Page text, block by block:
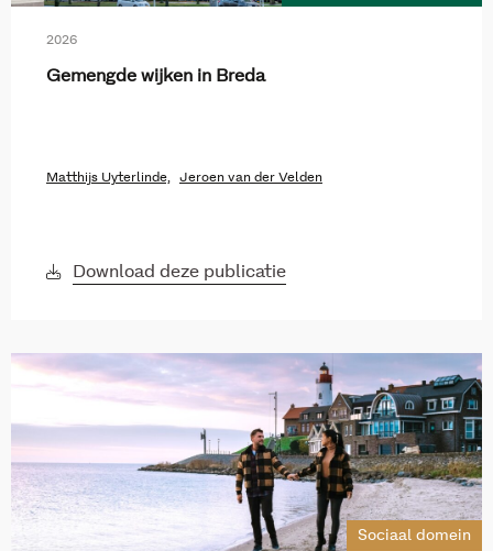
2026
Gemengde wijken in Breda
Matthijs Uyterlinde, Jeroen van der Velden
Download deze publicatie
Sociaal domein